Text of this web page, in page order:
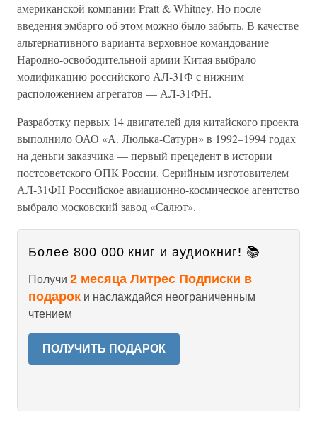
американской компании Pratt & Whitney. Но после
введения эмбарго об этом можно было забыть. В качестве
альтернативного варианта верховное командование
Народно-освободительной армии Китая выбрало
модификацию российского АЛ-31Ф с нижним
расположением агрегатов — АЛ-31ФН.
Разработку первых 14 двигателей для китайского проекта
выполнило ОАО «А. Люлька-Сатурн» в 1992–1994 годах
на деньги заказчика — первый прецедент в истории
постсоветского ОПК России. Серийным изготовителем
АЛ-31ФН Российское авиационно-космическое агентство
выбрало московский завод «Салют».
Более 800 000 книг и аудиокниг! 📚
Получи 2 месяца Литрес Подписки в
подарок и наслаждайся неограниченным
чтением
ПОЛУЧИТЬ ПОДАРОК